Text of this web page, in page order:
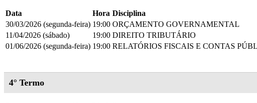
Data Hora Disciplina
30/03/2026 (segunda-feira) 19:00 ORÇAMENTO GOVERNAMENTAL
11/04/2026 (sábado)
19:00 DIREITO TRIBUTÁRIO
01/06/2026 (segunda-feira) 19:00 RELATÓRIOS FISCAIS E CONTAS
4° Termo